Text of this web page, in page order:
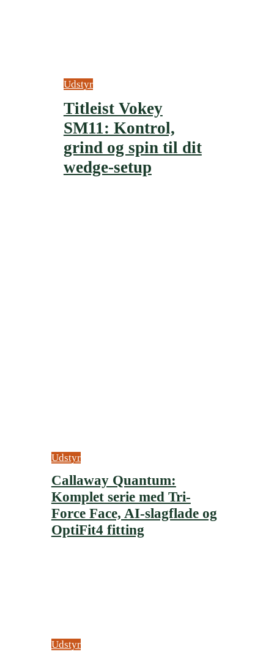
Udstyr
Titleist Vokey
SM11: Kontrol,
grind og spin til dit
wedge-setup
Udstyr
Callaway Quantum:
Komplet serie med Tri-
Force Face, AI-slagflade og
OptiFit4 fitting
Udstyr